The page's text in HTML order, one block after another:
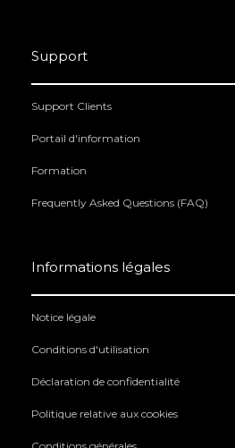
Support
Support Clients
Portail d'information
Formation
Frequently Asked Questions (FAQ)
Informations légales
Notice légale
Conditions d'utilisation
Déclaration de confidentialité
Politique relative aux cookies